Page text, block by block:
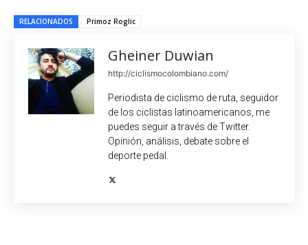
RELACIONADOS Primoz Roglic
Gheiner Duwian
http://ciclismocolombiano.com/
Periodista de ciclismo de ruta, seguidor
de los ciclistas latinoamericanos, me
puedes seguir a través de Twitter.
Opinión, análisis, debate sobre el
deporte pedal.